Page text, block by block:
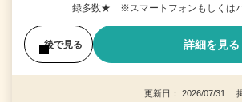
録多数★ ※スマートフォンもしくは
後で見る 詳細を見る
更新日： 2026/07/31